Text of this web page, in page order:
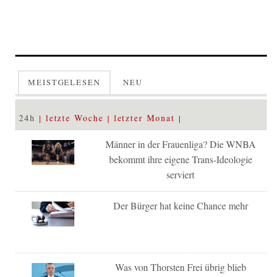
MEISTGELESEN NEU
24h letzte Woche letzter Monat
Männer in der Frauenliga? Die WNBA
bekommt ihre eigene Trans-Ideologie
serviert
Der Bürger hat keine Chance mehr
Was von Thorsten Frei übrig blieb